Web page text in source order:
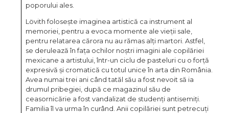
poporului ales.
Lövith folosește imaginea artistică ca instrument al
memoriei, pentru a evoca momente ale vieții sale,
pentru relatarea cărora nu au rămas alți martori. Astfel,
se derulează în fața ochilor noștri imagini ale copilăriei
mexicane a artistului, într-un ciclu de pasteluri cu o forță
expresivă și cromatică cu totul unice în arta din România.
Avea numai trei ani când tatăl său a fost nevoit să ia
drumul pribegiei, după ce magazinul său de
ceasornicărie a fost vandalizat de studenți antisemiți.
Familia îl va urma în curând. Anii copilăriei sunt petrecuți